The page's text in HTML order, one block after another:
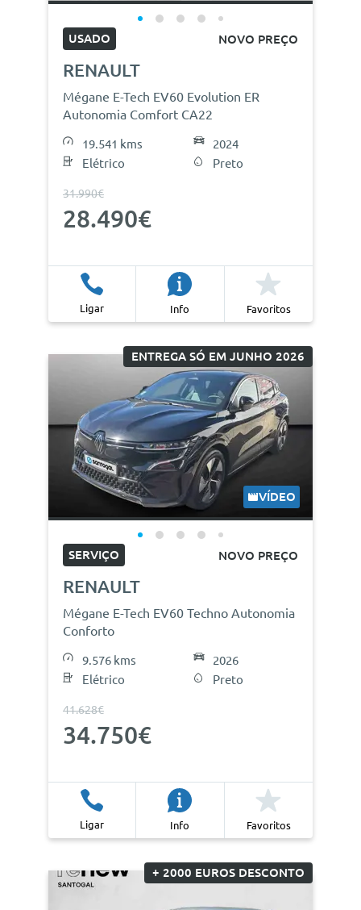
USADO NOVO PREÇO
RENAULT
Mégane E-Tech EV60 Evolution ER
Autonomia Comfort CA22
19.541 kms
Elétrico
2024
Preto
31.990€
28.490€
Ligar Info Favoritos
ENTREGA SÓ EM JUNHO 2026
VÍDEO
SERVIÇO NOVO PREÇO
RENAULT
Mégane E-Tech EV60 Techno Autonomia
Conforto
9.576 kms
Elétrico
2026
Preto
41.628€
34.750€
Ligar Info Favoritos
+ 2000 EUROS DESCONTO